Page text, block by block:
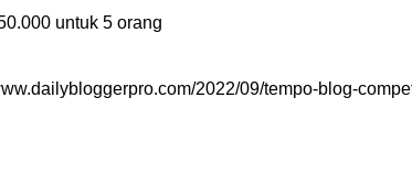
untuk 5 orang
2022/09/tempo-blog-